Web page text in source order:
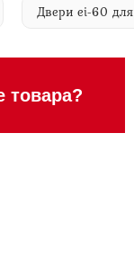
Двери ei-